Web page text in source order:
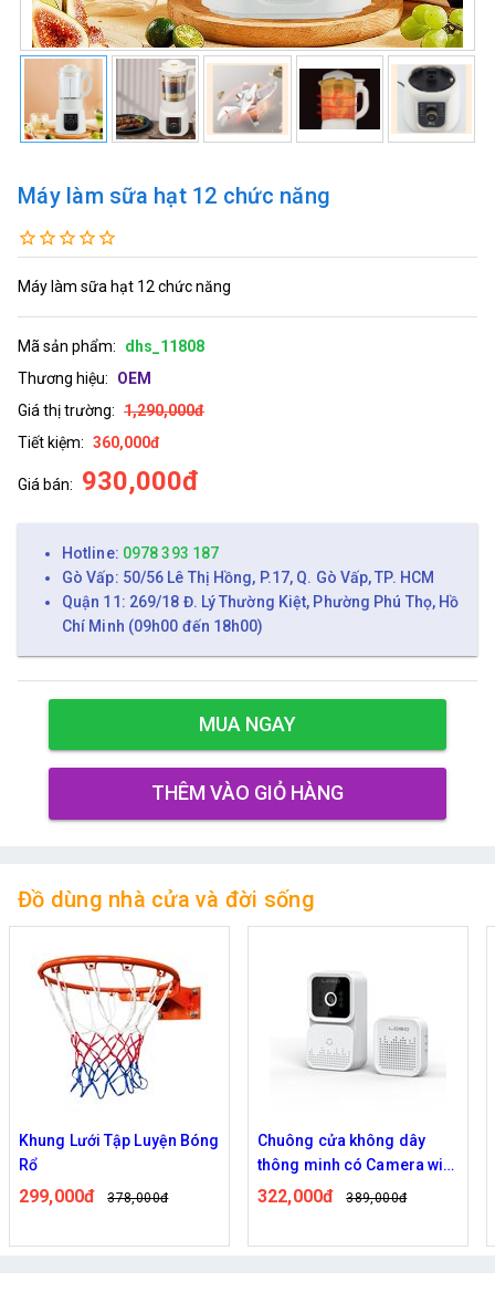
Máy làm sữa hạt 12 chức năng
Máy làm sữa hạt 12 chức năng
Mã sản phẩm:
dhs_11808
Thương hiệu:
OEM
Giá thị trường: 1,290,000đ
Tiết kiệm: 360,000đ
Giá bán: 930,000đ
Hotline: 0978 393 187
Gò Vấp: 50/56 Lê Thị Hồng, P.17, Q. Gò Vấp, TP. HCM
Quận 11: 269/18 Đ. Lý Thường Kiệt, Phường Phú Thọ, Hồ
Chí Minh (09h00 đến 18h00)
MUA NGAY
THÊM VÀO GIỎ HÀNG
Đồ dùng nhà cửa và đời sống
Chuông cửa không dây
thông minh có Camera wifi
M5,M6 cao cấp
322,000đ 389,000đ
Chuông Cửa Camera Wifi
Không Dây M3 kết nối dễ
dàng
561,000đ 719,000đ